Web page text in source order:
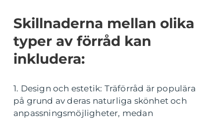
Skillnaderna mellan olika
typer av förråd kan
inkludera:
1. Design och estetik: Träförråd är populära
på grund av deras naturliga skönhet och
anpassningsmöjligheter, medan